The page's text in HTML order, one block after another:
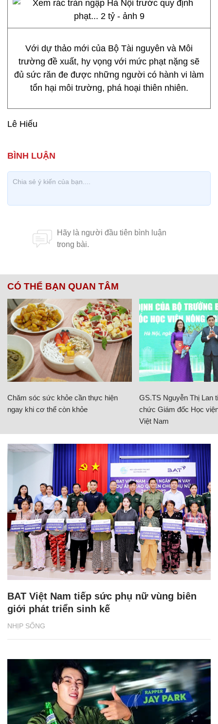
Với dự thảo mới của Bộ Tài nguyên và Môi
trường đề xuất, hy vọng với mức phạt nặng sẽ
đủ sức răn đe được những người có hành vi làm
tổn hại môi trường, phá hoại thiên nhiên.
Lê Hiếu
CÓ THỂ BẠN QUAN TÂM
Chăm sóc sức khỏe cần thực hiện
ngay khi cơ thể còn khỏe
GS.TS Nguyễn Thị Lan
chức Giám đốc Học
Việt Nam
NHỊP SỐNG
BAT Việt Nam tiếp sức phụ nữ vùng biên
giới phát triển sinh kế